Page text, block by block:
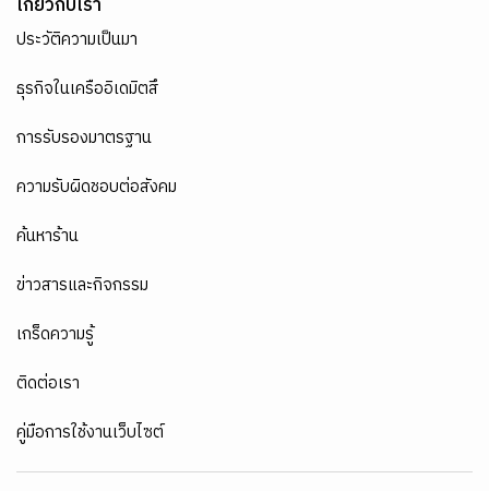
ประวัติความเป็นมา
ธุรกิจในเครืออิเดมิตสึ
การรับรองมาตรฐาน
ความรับผิดชอบต่อสังคม
ค้นหาร้าน
ข่าวสารและกิจกรรม
เกร็ดความรู้
ติดต่อเรา
คู่มือการใช้งานเว็บไซต์